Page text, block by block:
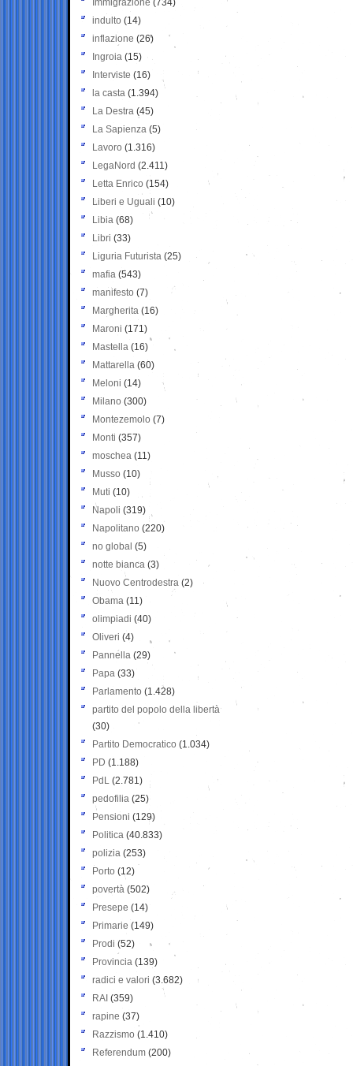
Immigrazione (734)
indulto (14)
inflazione (26)
Ingroia (15)
Interviste (16)
la casta (1.394)
La Destra (45)
La Sapienza (5)
Lavoro (1.316)
LegaNord (2.411)
Letta Enrico (154)
Liberi e Uguali (10)
Libia (68)
Libri (33)
Liguria Futurista (25)
mafia (543)
manifesto (7)
Margherita (16)
Maroni (171)
Mastella (16)
Mattarella (60)
Meloni (14)
Milano (300)
Montezemolo (7)
Monti (357)
moschea (11)
Musso (10)
Muti (10)
Napoli (319)
Napolitano (220)
no global (5)
notte bianca (3)
Nuovo Centrodestra (2)
Obama (11)
olimpiadi (40)
Oliveri (4)
Pannella (29)
Papa (33)
Parlamento (1.428)
partito del popolo della libertà
(30)
Partito Democratico (1.034)
PD (1.188)
PdL (2.781)
pedofilia (25)
Pensioni (129)
Politica (40.833)
polizia (253)
Porto (12)
povertà (502)
Presepe (14)
Primarie (149)
Prodi (52)
Provincia (139)
radici e valori (3.682)
RAI (359)
rapine (37)
Razzismo (1.410)
Referendum (200)